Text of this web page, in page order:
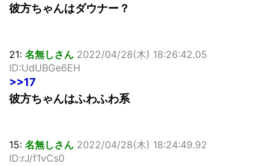
彼方ちゃんはダウナー？
21: 名無しさん 2022/04/28(木) 18:26:42.05
ID:UdUBGe6EH
>>17
彼方ちゃんはふわふわ系
15: 名無しさん 2022/04/28(木) 18:24:49.92
ID:rJ/f1vCs0